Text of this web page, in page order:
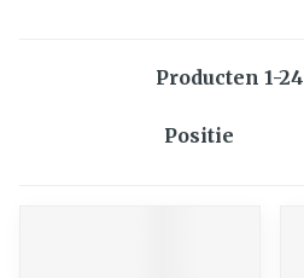
Producten 1-24
Sorteer op: